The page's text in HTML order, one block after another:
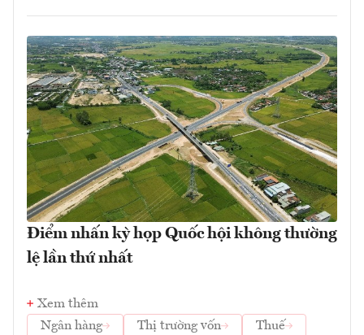
Điểm nhấn kỳ họp Quốc hội không thường
lệ lần thứ nhất
Xem thêm
Ngân hàng
Thị trường vốn
Thuế